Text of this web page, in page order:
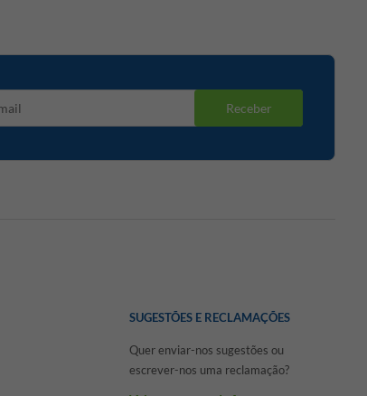
Receber
SUGESTÕES E RECLAMAÇÕES
Quer enviar-nos sugestões ou
escrever-nos uma reclamação?